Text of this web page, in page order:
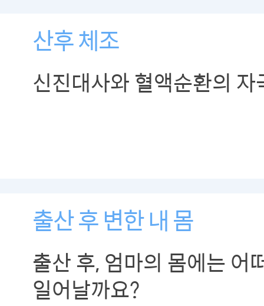
산후 체조
신진대사와 혈액순환의 자
출산 후 변한 내 몸
출산 후, 엄마의 몸에는 어
일어날까요?